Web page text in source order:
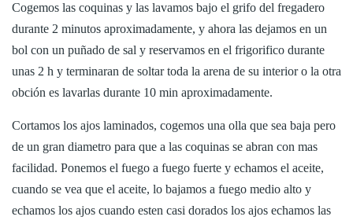
Cogemos las coquinas y las lavamos bajo el grifo del fregadero
durante 2 minutos aproximadamente, y ahora las dejamos en un
bol con un puñado de sal y reservamos en el frigorifico durante
unas 2 h y terminaran de soltar toda la arena de su interior o la otra
obción es lavarlas durante 10 min aproximadamente.
Cortamos los ajos laminados, cogemos una olla que sea baja pero
de un gran diametro para que a las coquinas se abran con mas
facilidad. Ponemos el fuego a fuego fuerte y echamos el aceite,
cuando se vea que el aceite, lo bajamos a fuego medio alto y
echamos los ajos cuando esten casi dorados los ajos echamos las